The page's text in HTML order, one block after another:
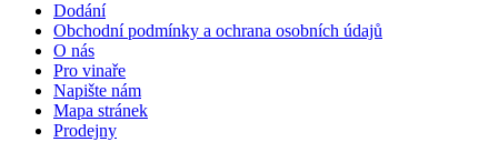
Dodání
Obchodní podmínky a ochrana osobních údajů
O nás
Pro vinaře
Napište nám
Mapa stránek
Prodejny